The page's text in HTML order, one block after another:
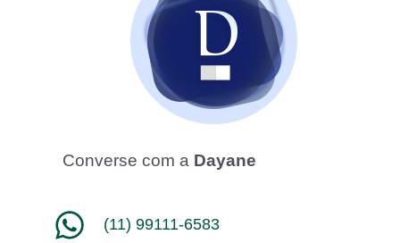
Converse com a Dayane
(11) 99111-6583